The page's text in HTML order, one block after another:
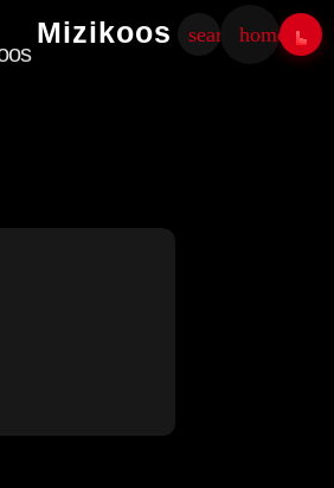
Mizikoos searchhome